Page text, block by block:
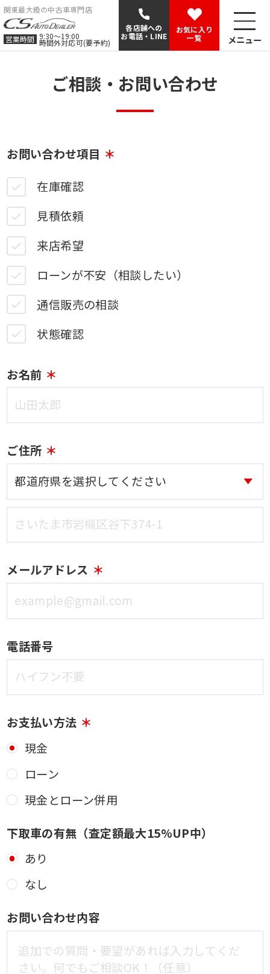
関東最大級の中古車専門店
営業時間 9:30〜19:00
時間外対応可(要予約)
各店舗への
お電話・LINE
お気に入り
一覧
メニュー
ご相談・お問い合わせ
お問い合わせ項目
在庫確認
見積依頼
来店希望
ローンが不安（相談したい）
通信販売の相談
状態確認
お名前
ご住所
メールアドレス
電話番号
お支払い方法
現金
ローン
現金とローン併用
下取車の有無（査定額最大15%UP中）
あり
なし
お問い合わせ内容